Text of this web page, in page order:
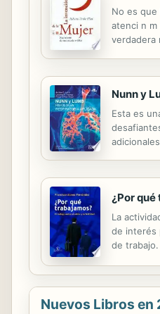
No es
atenci n
verdadera
Nunn y
Esta es
¿Por
La
de interés
de
Nuevos Libros en